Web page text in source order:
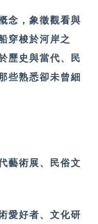
念，象徵觀看與
穿梭於河岸之
歷史與當代、民
些熟悉卻未曾細
藝術展、民俗文
愛好者、文化研